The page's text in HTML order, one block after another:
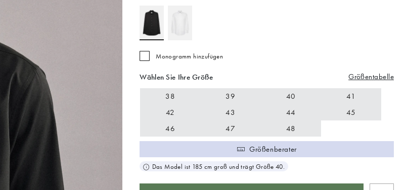
Monogramm hinzufügen
Wählen Sie Ihre Größe Größentabelle
38 39 40
41
42
43 44
45
46
47 48
Größenberater
Das Model ist 185 cm groß und trägt Größe 40.